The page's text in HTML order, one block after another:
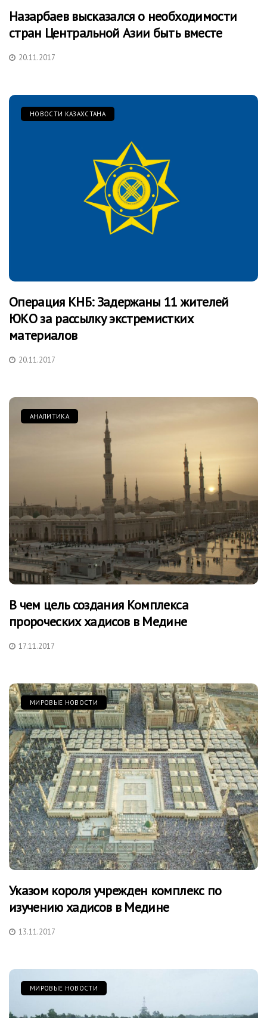
Назарбаев высказался о необходимоcти
стран Центральной Азии быть вместе
20.11.2017
НОВОСТИ КАЗАХСТАНА
Операция КНБ: Задержаны 11 жителей
ЮКО за рассылку экстремистких
материалов
20.11.2017
АНАЛИТИКА
В чем цель создания Комплекса
пророческих хадисов в Медине
17.11.2017
МИРОВЫЕ НОВОСТИ
Указом короля учрежден комплекс по
изучению хадисов в Медине
13.11.2017
МИРОВЫЕ НОВОСТИ